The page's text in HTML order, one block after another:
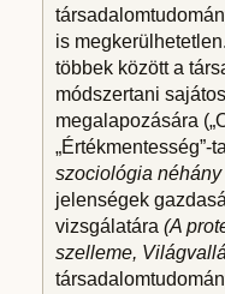
is
többek között a
módszertani
megalapozására
„Értékmentesség”-
szociológia
jelenségek
vizsgálatára (A
szelleme,